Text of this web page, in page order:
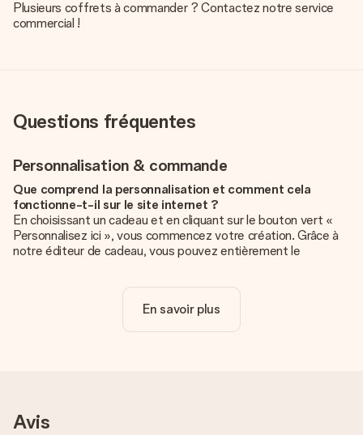
Plusieurs coffrets à commander ? Contactez notre service
commercial !
Questions fréquentes
Personnalisation & commande
Que comprend la personnalisation et comment cela
fonctionne-t-il sur le site internet ?
En choisissant un cadeau et en cliquant sur le bouton vert «
Personnalisez ici », vous commencez votre création. Grâce à
notre éditeur de cadeau, vous pouvez entièrement le
unique pour ajouter une touche finale à votre cadeau.
La personnalisation est-elle comprise dans le prix ?
ton cadeau. C'est pourquoi il est important d'utiliser des
En savoir plus
Avis